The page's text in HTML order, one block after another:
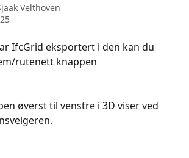
Velthoven
IfcGrid eksportert i den kan du
rutenett knappen
øverst til venstre i 3D viser ved